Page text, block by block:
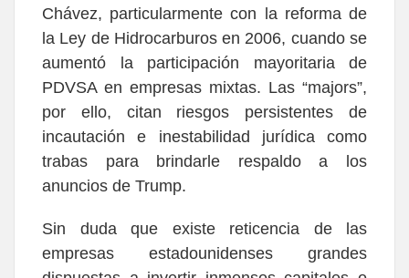
Chávez, particularmente con la reforma de
la Ley de Hidrocarburos en 2006, cuando se
aumentó la participación mayoritaria de
PDVSA en empresas mixtas. Las “majors”,
por ello, citan riesgos persistentes de
incautación e inestabilidad jurídica como
trabas para brindarle respaldo a los
anuncios de Trump.
Sin duda que existe reticencia de las
empresas estadounidenses grandes